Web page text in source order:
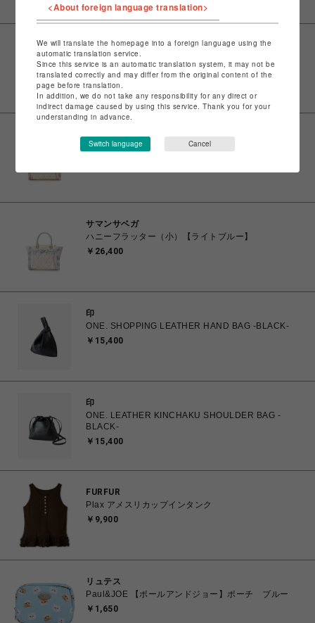
サマンサベガ
ハニーフラッター（ミニ）【ライトブルー】
￥23,100
サマンサベガ
ハニーフラッター（小）【ピンク】
サマンサベガ
ハニーフラッター（小）【ライトブルー】
￥26,400
印
ONE. SHOPPING LEATHER HAND BAG -BLACK-
￥15,400
印
ONE. LEATHER KINCHAKU SHOULDER BAG -
BLACK-
￥15,400
FURFUR
Plax アメスリカップインタンク
￥9,900
リュテス
Paul&JOE 【ポールアンドジョー】ポーチ ブルー
￥1,650
<About foreign language translation>
We will translate the homepage into a foreign language using the
automatic translation service.
Since this service is an automatic translation system, it may not be
translated correctly and may differ from the original content of the
page before translation.
In addition, we do not take any responsibility for any direct or
indirect damage caused by using this service. Thank you for your
understanding in advance.
Switch language Cancel